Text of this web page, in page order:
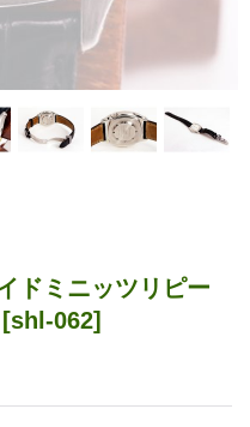
ドミニッツリピー
[shl-062]